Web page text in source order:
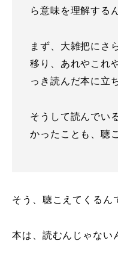
ら意味を理解する
まず、大雑把にさ
移り、あれやこれ
っき読んだ本に立
そうして読んでい
かったことも、聴
そう、聴こえてくるん
本は、読むんじゃない